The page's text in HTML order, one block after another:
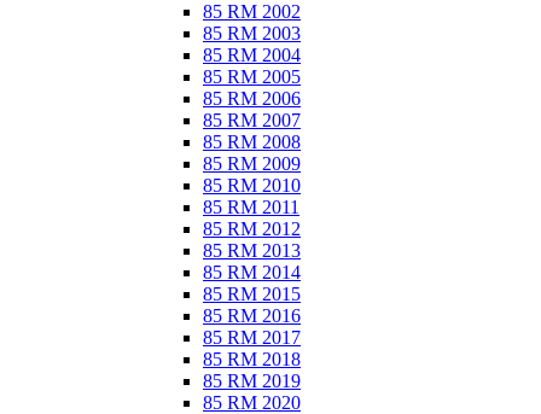
85 RM 2002
85 RM 2003
85 RM 2004
85 RM 2005
85 RM 2006
85 RM 2007
85 RM 2008
85 RM 2009
85 RM 2010
85 RM 2011
85 RM 2012
85 RM 2013
85 RM 2014
85 RM 2015
85 RM 2016
85 RM 2017
85 RM 2018
85 RM 2019
85 RM 2020